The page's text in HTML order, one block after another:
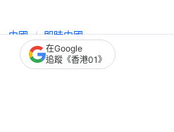
中國 即時中國
受賄1.39億餘元 上
在Google
追蹤《香港01》